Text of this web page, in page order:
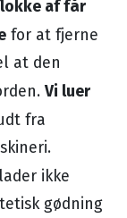
for at fjerne
at den
Vi luer
fra
ikke
gødning